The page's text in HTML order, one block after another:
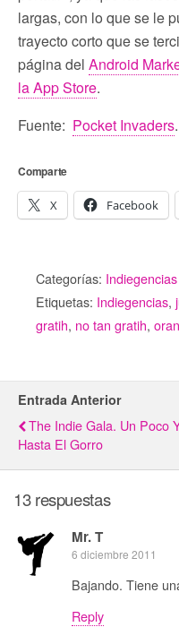
largas, con lo que se le
trayecto corto que se
página del Android
la App Store.
Fuente: Pocket Invaders.
Comparte
X Facebook
Categorías: Indiegencias
Etiquetas: Indiegencias,
gratih, no tan gratih,
Entrada Anterior
The Indie Gala. Un Poco
Hasta El Gorro
13 respuestas
Mr. T
6 diciembre 2011
Bajando. Tiene
Reply